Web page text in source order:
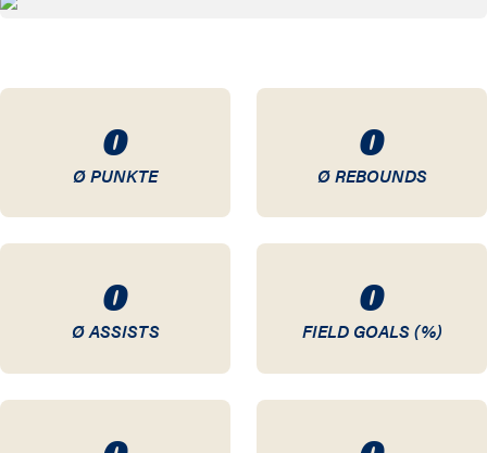
18 / 19
17 / 18
15 / 16
14 / 15
12 / 13
0
Ø PUNKTE
0
Ø REBOUNDS
0
Ø ASSISTS
0
FIELD GOALS (%)